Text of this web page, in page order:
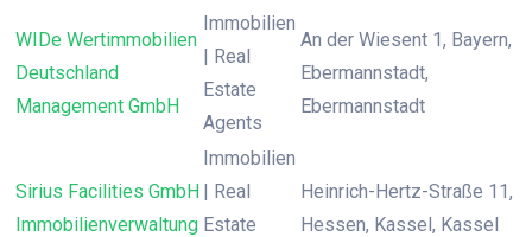
WIDe Wertimmobilien
Deutschland
Management GmbH
Immobilien
| Real
Estate
Agents
An der Wiesent 1, Bayern,
Ebermannstadt,
Ebermannstadt
Sirius Facilities GmbH
Immobilienverwaltung
Immobilien
| Real
Estate
Heinrich-Hertz-Straße 11,
Hessen, Kassel, Kassel